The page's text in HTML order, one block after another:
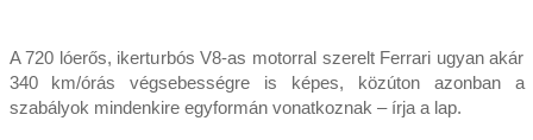
A 720 lóerős, ikerturbós V8-as motorral szerelt Ferrari ugyan akár
340 km/órás végsebességre is képes, közúton azonban a
szabályok mindenkire egyformán vonatkoznak – írja a lap.